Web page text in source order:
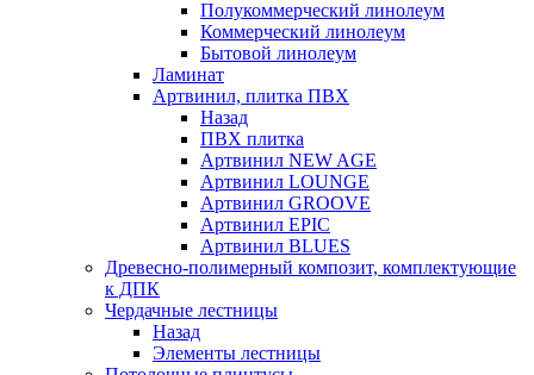
Полукоммерческий линолеум
Коммерческий линолеум
Бытовой линолеум
Ламинат
Артвинил, плитка ПВХ
Назад
ПВХ плитка
Артвинил NEW AGE
Артвинил LOUNGE
Артвинил GROOVE
Артвинил EPIC
Артвинил BLUES
Древесно-полимерный композит, комплектующие
к ДПК
Чердачные лестницы
Назад
Элементы лестницы